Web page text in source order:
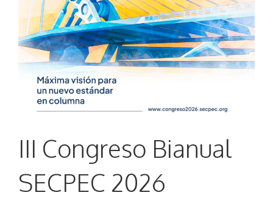
III Congreso Bianual
SECPEC 2026